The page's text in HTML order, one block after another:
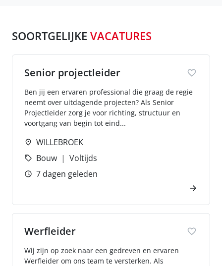
SOORTGELIJKE VACATURES
Senior projectleider
Ben jij een ervaren professional die graag de regie
neemt over uitdagende projecten? Als Senior
Projectleider zorg je voor richting, structuur en
voortgang van begin tot eind...
WILLEBROEK
Bouw
Voltijds
7 dagen geleden
Werfleider
Wij zijn op zoek naar een gedreven en ervaren
Werfleider om ons team te versterken. Als